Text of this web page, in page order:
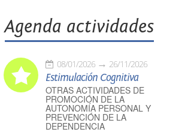
Agenda actividades
08/01/2026 26/11/2026
Estimulación Cognitiva
OTRAS ACTIVIDADES DE
PROMOCIÓN DE LA
AUTONOMÍA PERSONAL Y
PREVENCIÓN DE LA
DEPENDENCIA